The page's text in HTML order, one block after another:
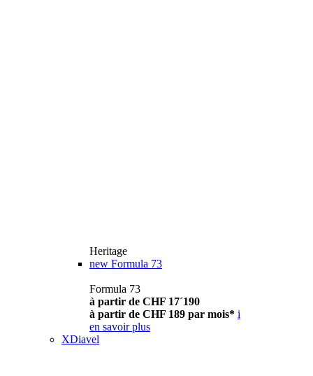
Heritage
new Formula 73
Formula 73
à partir de CHF 17´190
à partir de CHF 189 par mois* i
en savoir plus
XDiavel